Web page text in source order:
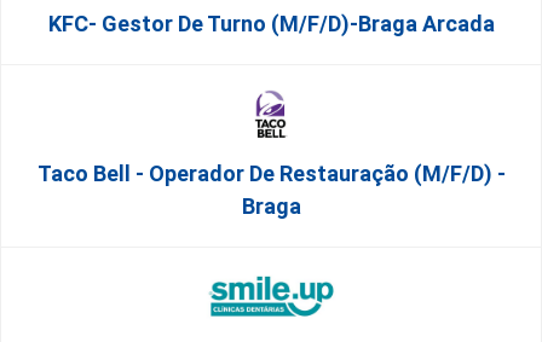
KFC- Gestor De Turno (m/f/d)-Braga Arcada
Taco Bell - Operador De Restauração (m/f/d) -
Braga